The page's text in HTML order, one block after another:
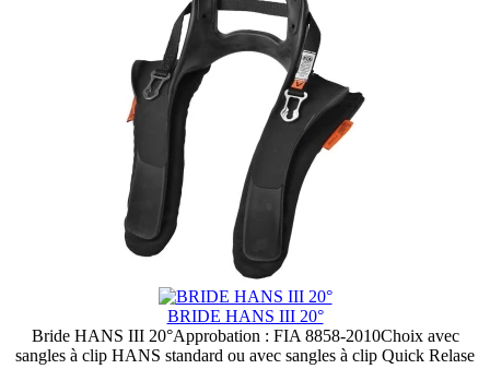
BRIDE HANS III 20°
Bride HANS III 20°Approbation : FIA 8858-2010Choix avec
sangles à clip HANS standard ou avec sangles à clip Quick Relase